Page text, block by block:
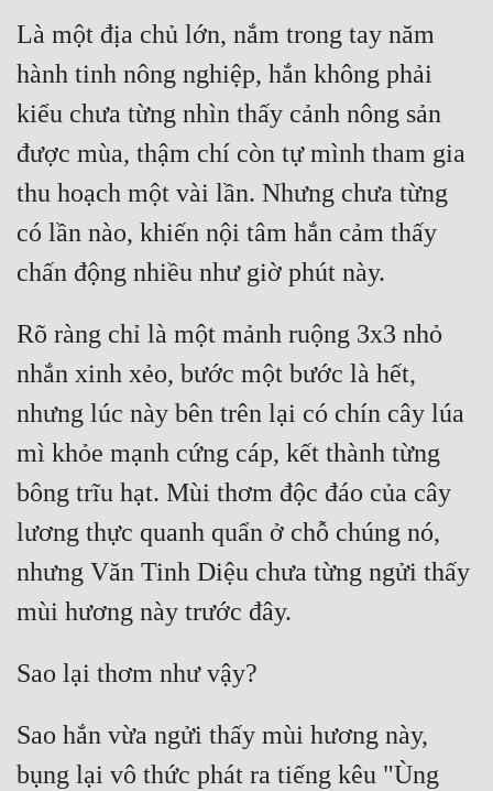
Là một địa chủ lớn, nắm trong tay năm
hành tinh nông nghiệp, hắn không phải
kiểu chưa từng nhìn thấy cảnh nông sản
được mùa, thậm chí còn tự mình tham gia
thu hoạch một vài lần. Nhưng chưa từng
có lần nào, khiến nội tâm hắn cảm thấy
Rõ ràng chỉ là một mảnh ruộng 3x3 nhỏ
nhắn xinh xẻo, bước một bước là hết,
nhưng lúc này bên trên lại có chín cây lúa
mì khỏe mạnh cứng cáp, kết thành từng
bông trĩu hạt. Mùi thơm độc đáo của cây
lương thực quanh quẩn ở chỗ chúng nó,
nhưng Văn Tinh Diệu chưa từng ngửi thấy
Sao hắn vừa ngửi thấy mùi hương này,
bụng lại vô thức phát ra tiếng kêu "Ùng